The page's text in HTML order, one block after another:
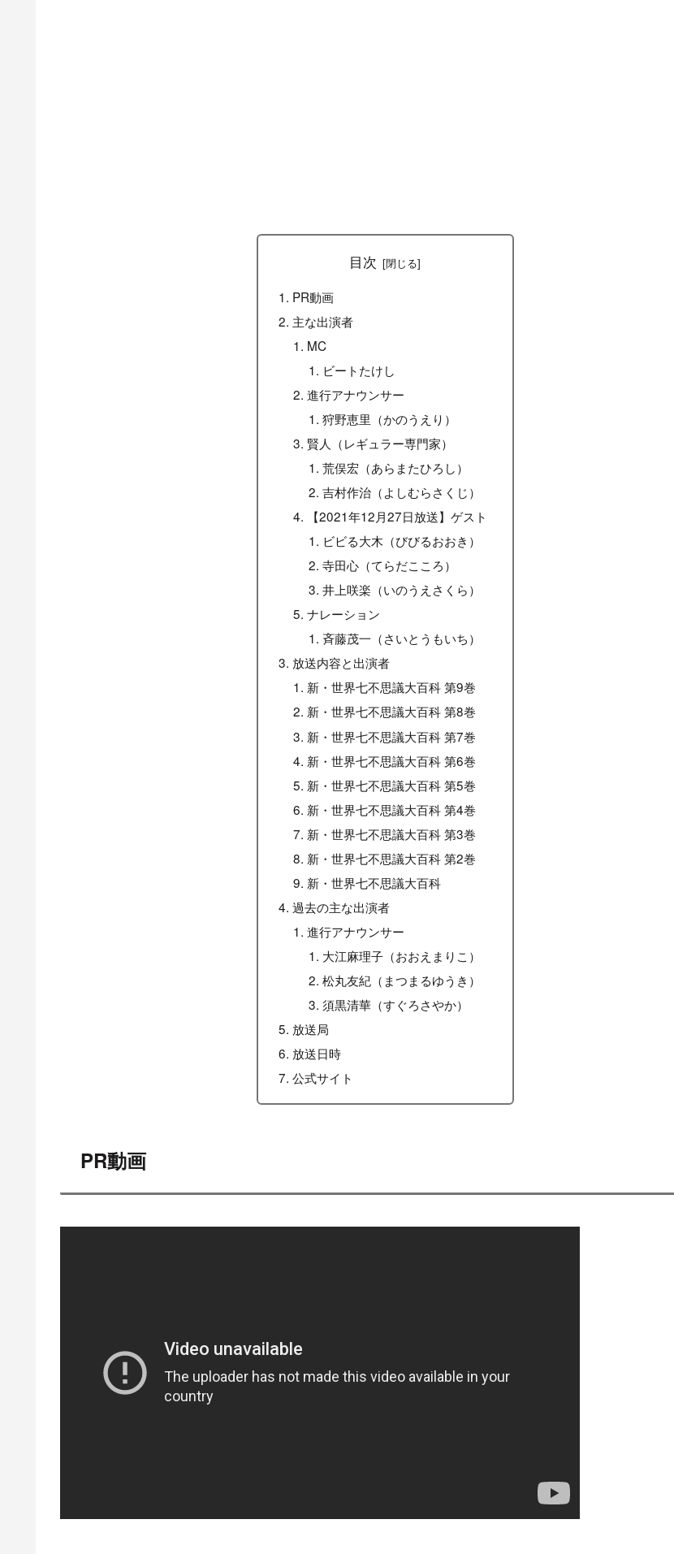
目次
PR動画
主な出演者
MC
ビートたけし
進行アナウンサー
狩野恵里（かのうえり）
賢人（レギュラー専門家）
荒俣宏（あらまたひろし）
吉村作治（よしむらさくじ）
【2021年12月27日放送】ゲスト
ビビる大木（びびるおおき）
寺田心（てらだこころ）
井上咲楽（いのうえさくら）
ナレーション
斉藤茂一（さいとうもいち）
放送内容と出演者
新・世界七不思議大百科 第9巻
新・世界七不思議大百科 第8巻
新・世界七不思議大百科 第7巻
新・世界七不思議大百科 第6巻
新・世界七不思議大百科 第5巻
新・世界七不思議大百科 第4巻
新・世界七不思議大百科 第3巻
新・世界七不思議大百科 第2巻
新・世界七不思議大百科
過去の主な出演者
進行アナウンサー
大江麻理子（おおえまりこ）
松丸友紀（まつまるゆうき）
須黒清華（すぐろさやか）
放送局
放送日時
公式サイト
PR動画